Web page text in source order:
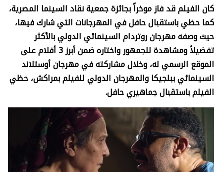
كان الفيلم قد فاز موخراً بجائزة جمعية نقاد السينما المصرية،
كما حظي باستقبال حافل في المهرجانات التي شارك فيها،
حيث وصفه مهرجان روتردام السينمائي الدولي بالأكثر
تفضيلاً ومشاهدة للجمهور واختاره ضمن أبرز 3 أفلام على
الموقع الرسمي له، وخلال مشاركته في مهرجان أوستلاند
السينمائي ببلجيكا والمهرجان الدولي للفيلم بمراكش، حظي
الفيلم باستقبال جماهيري حافل.